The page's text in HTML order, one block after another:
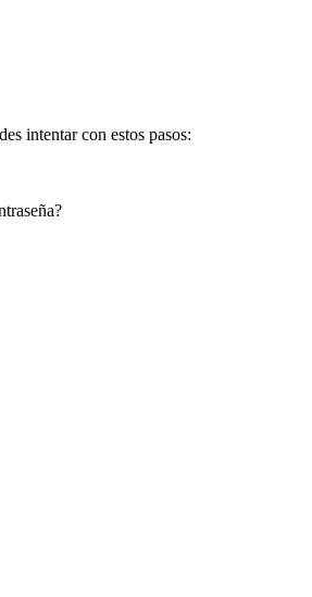
intentar con estos pasos: